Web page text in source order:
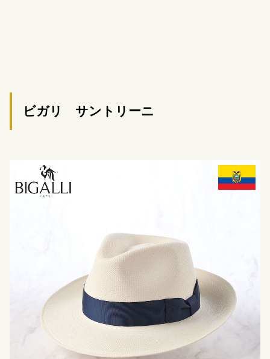
ビガリ サントリーニ